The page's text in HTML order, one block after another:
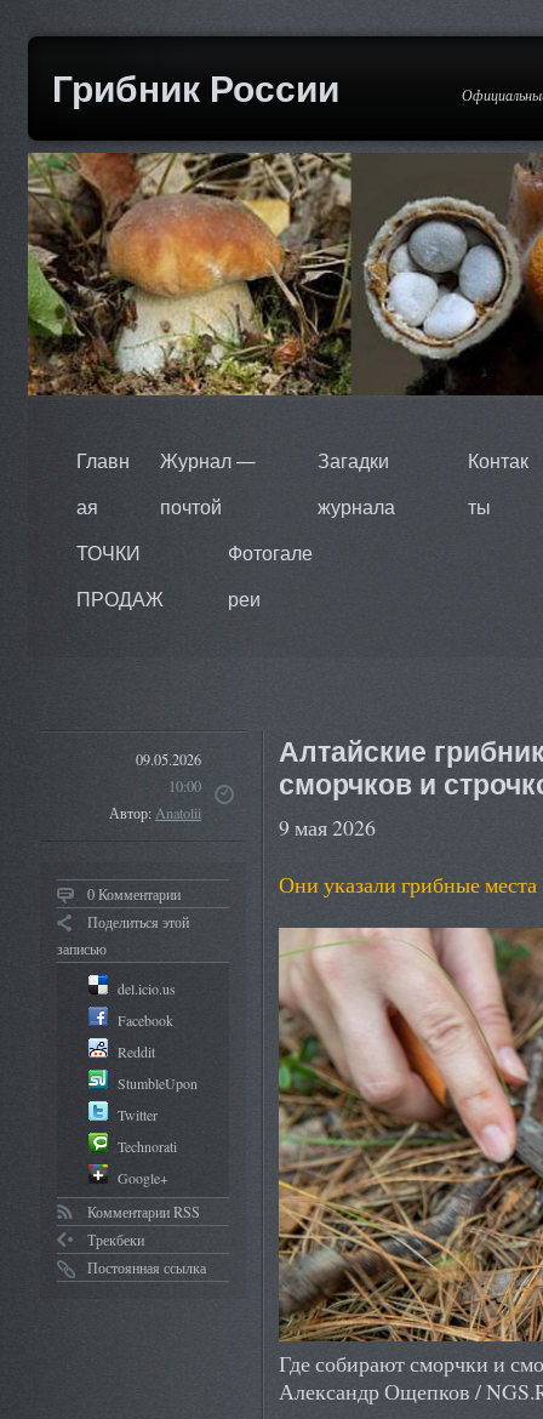
Грибник России
Главн
ая
Журнал —
почтой
Загадки
журнала
Контак
ты
ТОЧКИ
ПРОДАЖ
Фотогале
реи
09.05.2026
10:00
Автор:Anatolii
0 Комментарии
Поделиться этой
записью
del.icio.us
Facebook
Reddit
StumbleUpon
Twitter
Technorati
Google+
Комментарии RSS
Трекбеки
Постоянная ссылка
Алтайские
сморчков и
9 мая 2026
Они указали грибные места
Где собирают сморчки и
Александр Ощепков /